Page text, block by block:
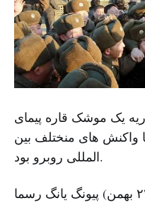
در روز ۱۲ فوریه یک موشک قاره پیمای
واکنش های منختلف بین
المللی روبرو بود.
روز یکشنبه (۱۲ فوریه – ۲۴ بهمن) پیونگ یانگ رسما